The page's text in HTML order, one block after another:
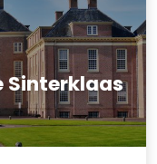
Sinterklaas